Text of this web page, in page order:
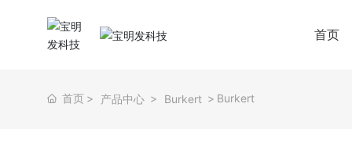
首页
首页 产品中心 Burkert Burkert